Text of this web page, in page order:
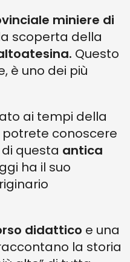
miniere di
scoperta della
Questo
è uno dei più
ai tempi della
potrete conoscere
questa antica
ha il suo
didattico e una
la storia